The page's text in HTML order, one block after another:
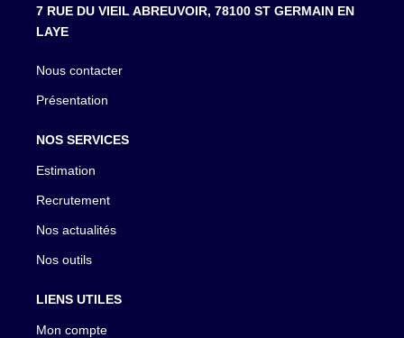
7 RUE DU VIEIL ABREUVOIR, 78100 ST GERMAIN EN
LAYE
Nous contacter
Présentation
NOS SERVICES
Estimation
Recrutement
Nos actualités
Nos outils
LIENS UTILES
Mon compte